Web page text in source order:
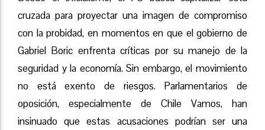
cruzada para proyectar una imagen de compromiso
con la probidad, en momentos en que el gobierno de
Gabriel Boric enfrenta críticas por su manejo de la
seguridad y la economía. Sin embargo, el movimiento
no está exento de riesgos. Parlamentarios de
oposición, especialmente de Chile Vamos, han
insinuado que estas acusaciones podrían ser una